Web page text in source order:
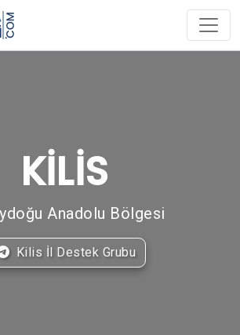
KİLİS
Anadolu Bölgesi
Kilis İl Destek Grubu